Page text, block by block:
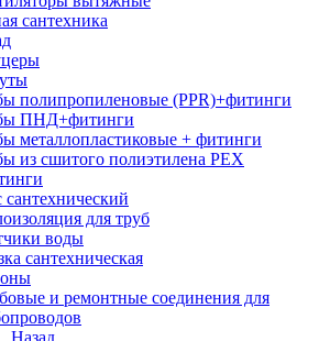
сантехника
полипропиленовые (PPR)+фитинги
ПНД+фитинги
металлопластиковые + фитинги
из сшитого полиэтилена PEX
сантехнический
для труб
воды
сантехническая
и ремонтные соединения для
Назад